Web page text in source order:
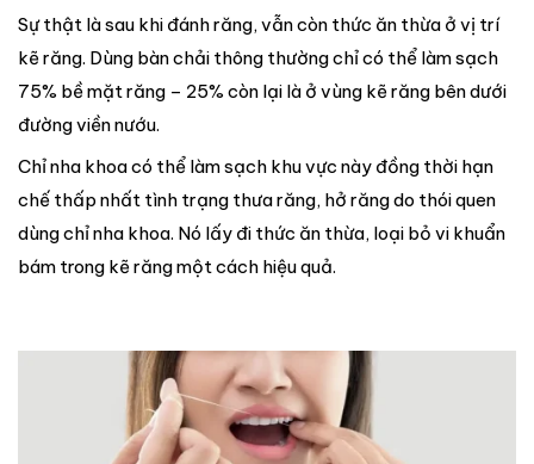
Sự thật là sau khi đánh răng, vẫn còn thức ăn thừa ở vị trí
kẽ răng. Dùng bàn chải thông thường chỉ có thể làm sạch
75% bề mặt răng – 25% còn lại là ở vùng kẽ răng bên dưới
đường viền nướu.
Chỉ nha khoa có thể làm sạch khu vực này đồng thời hạn
chế thấp nhất tình trạng thưa răng, hở răng do thói quen
dùng chỉ nha khoa. Nó lấy đi thức ăn thừa, loại bỏ vi khuẩn
bám trong kẽ răng một cách hiệu quả.